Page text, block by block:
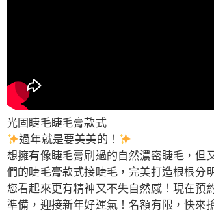
光固睫毛睫毛膏款式
過年就是要美美的！
想擁有像睫毛膏刷過的自然濃密睫毛，但
們的睫毛膏款式接睫毛，完美打造根根分
您看起來更有精神又不失自然感！現在預
準備，迎接新年好運氣！名額有限，快來